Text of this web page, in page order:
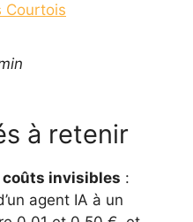
Courtois
à retenir
coûts invisibles :
agent IA à un